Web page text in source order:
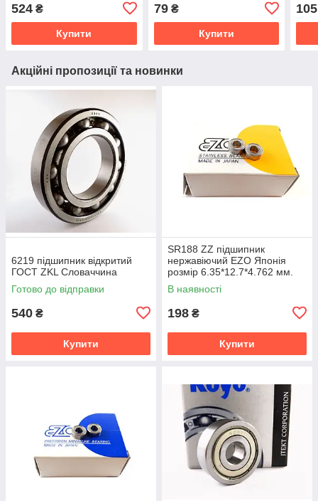
524 ₴
Купити
79₴
Купити
105
Акційні пропозиції та новинки
6219 підшипник відкритий
ГОСТ ZKL Словаччина
Готово до відправки
540 ₴
Купити
SR188 ZZ підшипник
нержавіючий EZO Японія
розмір 6.35*12.7*4.762 мм.
В наявності
198 ₴
Купити